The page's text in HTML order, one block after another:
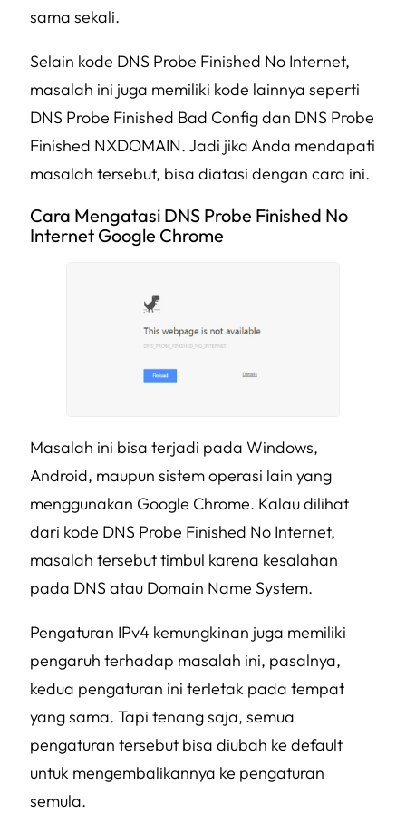
sama sekali.
Selain kode DNS Probe Finished No Internet,
masalah ini juga memiliki kode lainnya seperti
DNS Probe Finished Bad Config dan DNS Probe
Finished NXDOMAIN. Jadi jika Anda mendapati
masalah tersebut, bisa diatasi dengan cara ini.
Cara Mengatasi DNS Probe Finished No
Internet Google Chrome
Masalah ini bisa terjadi pada Windows,
Android, maupun sistem operasi lain yang
menggunakan Google Chrome. Kalau dilihat
dari kode DNS Probe Finished No Internet,
masalah tersebut timbul karena kesalahan
pada DNS atau Domain Name System.
Pengaturan IPv4 kemungkinan juga memiliki
pengaruh terhadap masalah ini, pasalnya,
kedua pengaturan ini terletak pada tempat
yang sama. Tapi tenang saja, semua
pengaturan tersebut bisa diubah ke default
untuk mengembalikannya ke pengaturan
semula.